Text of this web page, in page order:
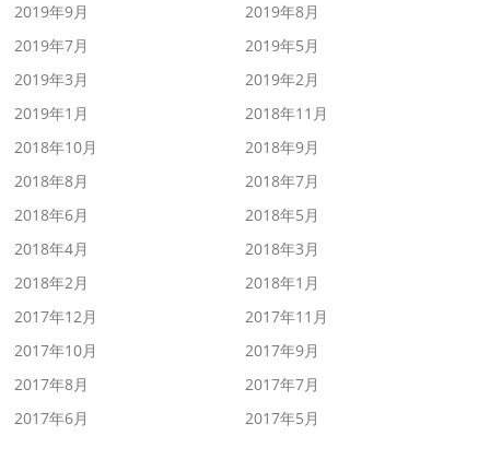
2019年9月
2019年8月
2019年7月
2019年5月
2019年3月
2019年2月
2019年1月
2018年11月
2018年10月
2018年9月
2018年8月
2018年7月
2018年6月
2018年5月
2018年4月
2018年3月
2018年2月
2018年1月
2017年12月
2017年11月
2017年10月
2017年9月
2017年8月
2017年7月
2017年6月
2017年5月